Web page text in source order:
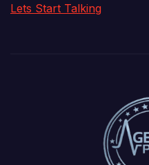
Lets Start Talking